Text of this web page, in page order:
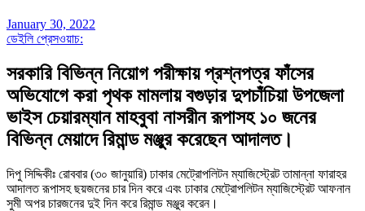
January 30, 2022
ডেইলি প্রেসওয়াচ:
সরকারি বিভিন্ন নিয়োগ পরীক্ষায় প্রশ্নপত্র ফাঁসের
অভিযোগে করা পৃথক মামলায় বগুড়ার দুপচাঁচিয়া উপজেলা
ভাইস চেয়ারম্যান মাহবুবা নাসরীন রূপাসহ ১০ জনের
বিভিন্ন মেয়াদে রিমান্ড মঞ্জুর করেছেন আদালত।
দিপু সিদ্দিকীঃ রোববার (৩০ জানুয়ারি) ঢাকার মেট্রোপলিটন ম্যাজিস্ট্রেট তামান্না ফারাহর
আদালত রূপাসহ ছয়জনের চার দিন করে এবং ঢাকার মেট্রোপলিটন ম্যাজিস্ট্রেট আফনান
সুমী অপর চারজনের দুই দিন করে রিমান্ড মঞ্জুর করেন।